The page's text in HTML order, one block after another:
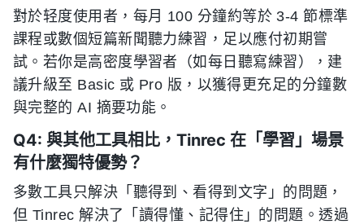
對於轻度使用者，每月 100 分鐘約等於 3-4 節標準
課程或數個短篇新聞聽力練習，足以應付初期嘗
試。若你是高密度學習者（如每日聽寫練習），建
議升級至 Basic 或 Pro 版，以獲得更充足的分鐘數
與完整的 AI 摘要功能。
Q4: 與其他工具相比，Tinrec 在「學習」場景
有什麼獨特優勢？
多數工具只解決「聽得到、看得到文字」的問題，
但 Tinrec 解決了「讀得懂、記得住」的問題。透過